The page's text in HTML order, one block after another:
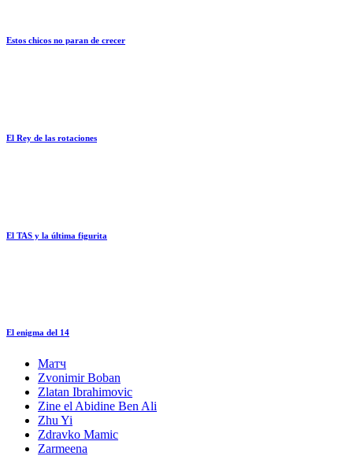
Estos chicos no paran de crecer
El Rey de las rotaciones
El TAS y la última figurita
El enigma del 14
Матч
Zvonimir Boban
Zlatan Ibrahimovic
Zine el Abidine Ben Ali
Zhu Yi
Zdravko Mamic
Zarmeena